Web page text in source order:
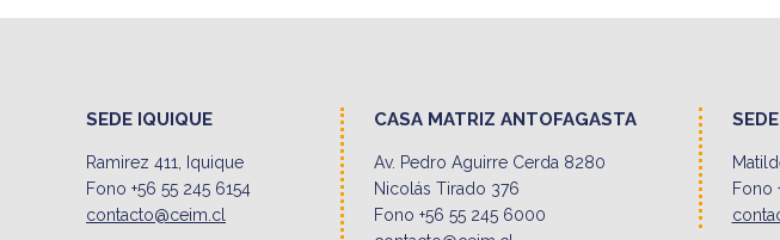
SEDE IQUIQUE
Ramirez 411, Iquique
Fono +56 55 245 6154
contacto@ceim.cl
CASA MATRIZ ANTOFAGASTA
Av. Pedro Aguirre Cerda 8280
Nicolás Tirado 376
Fono +56 55 245 6000
Fono